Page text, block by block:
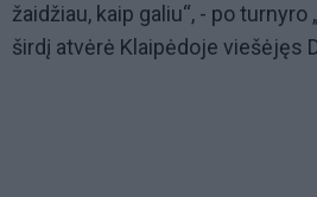
žaidžiau, kaip galiu“, - po turnyro
širdį atvėrė Klaipėdoje viešėjęs